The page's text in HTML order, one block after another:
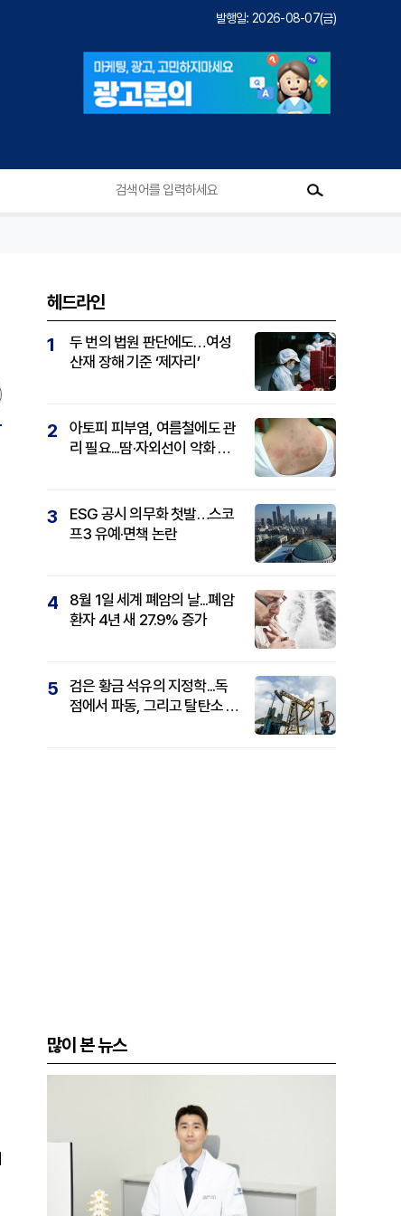
발행일: 2026-08-07(금)
헤드라인
1
두 번의 법원 판단에도…여성
산재 장해 기준 ‘제자리’
2
아토피 피부염, 여름철에도 관
리 필요...땀·자외선이 악화 요
3
ESG 공시 의무화 첫발…스코
프3 유예·면책 논란
4
8월 1일 세계 폐암의 날...폐암
환자 4년 새 27.9% 증가
5
검은 황금 석유의 지정학...독
점에서 파동, 그리고 탈탄소 패
많이 본 뉴스